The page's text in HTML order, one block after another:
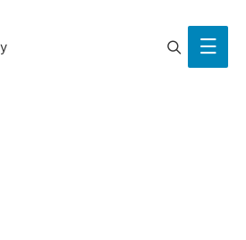
Main
Search